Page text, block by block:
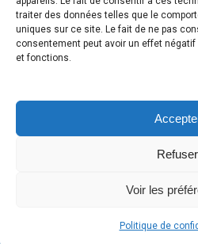
traiter des données telles que le
uniques sur ce site. Le fait de ne pas
consentement peut avoir un effet
et fonctions.
Refuser
Voir les
Politique de
(CE LIEN OUVRE DANS UNE
INTRANET(CE LIEN OUVRE
/ MES RELEVÉS /
© Gouvernement du